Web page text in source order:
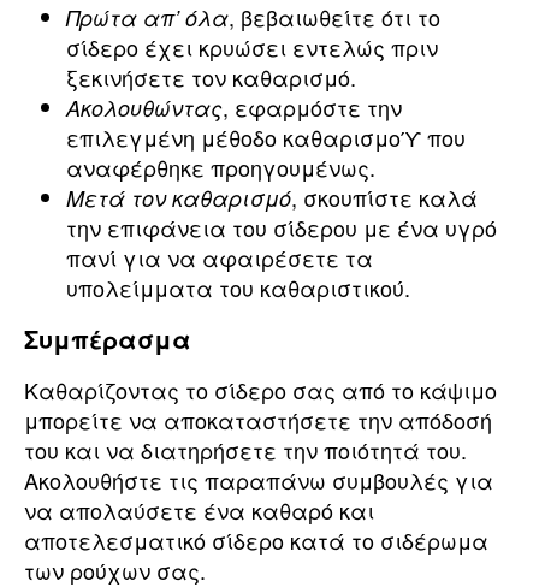
Πρώτα απ’ όλα, βεβαιωθείτε ότι το
σίδερο έχει κρυώσει εντελώς πριν
ξεκινήσετε τον καθαρισμό.
Ακολουθώντας, εφαρμόστε την
επιλεγμένη μέθοδο καθαρισμοϓ που
αναφέρθηκε προηγουμένως.
Μετά τον καθαρισμό, σκουπίστε καλά
την επιφάνεια του σίδερου με ένα υγρό
πανί για να αφαιρέσετε τα
υπολείμματα του καθαριστικού.
Συμπέρασμα
Καθαρίζοντας το σίδερο σας από το κάψιμο
μπορείτε να αποκαταστήσετε την απόδοσή
του και να διατηρήσετε την ποιότητά του.
Ακολουθήστε τις παραπάνω συμβουλές για
να απολαύσετε ένα καθαρό και
αποτελεσματικό σίδερο κατά το σιδέρωμα
των ρούχων σας.